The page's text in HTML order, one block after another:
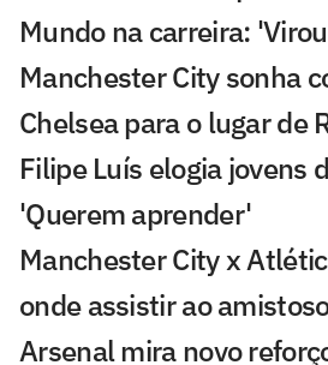
Mundo na carreira:
Manchester City sonha
Chelsea para o lugar de
Filipe Luís elogia jovens
'Querem aprender'
Manchester City x
onde assistir ao
Arsenal mira novo